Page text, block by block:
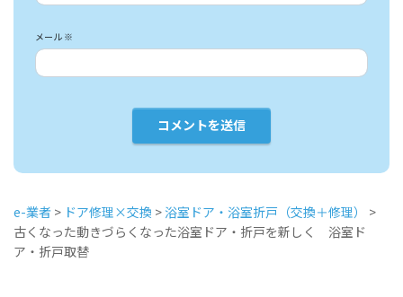
メール ※
e-業者 > ドア修理×交換 > 浴室ドア・浴室折戸（交換＋修理）
>
古くなった動きづらくなった浴室ドア・折戸を新しく 浴室ド
ア・折戸取替